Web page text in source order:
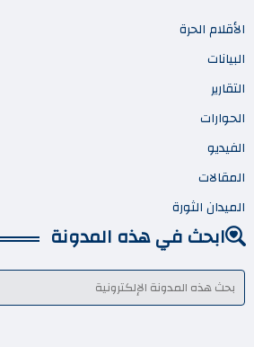
الأقلام الحرة
البيانات
التقارير
الحوارات
الفيديو
المقالات
الميدان الثورة
ابحث في هذه المدونة